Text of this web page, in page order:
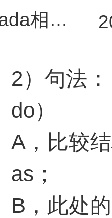
ada相当研究生
2）句法
do）
A，比较
as；
B，此处